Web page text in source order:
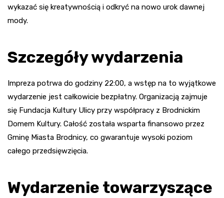
wykazać się kreatywnością i odkryć na nowo urok dawnej
mody.
Szczegóły wydarzenia
Impreza potrwa do godziny 22:00, a wstęp na to wyjątkowe
wydarzenie jest całkowicie bezpłatny. Organizacją zajmuje
się Fundacja Kultury Ulicy przy współpracy z Brodnickim
Domem Kultury. Całość została wsparta finansowo przez
Gminę Miasta Brodnicy, co gwarantuje wysoki poziom
całego przedsięwzięcia.
Wydarzenie towarzyszące